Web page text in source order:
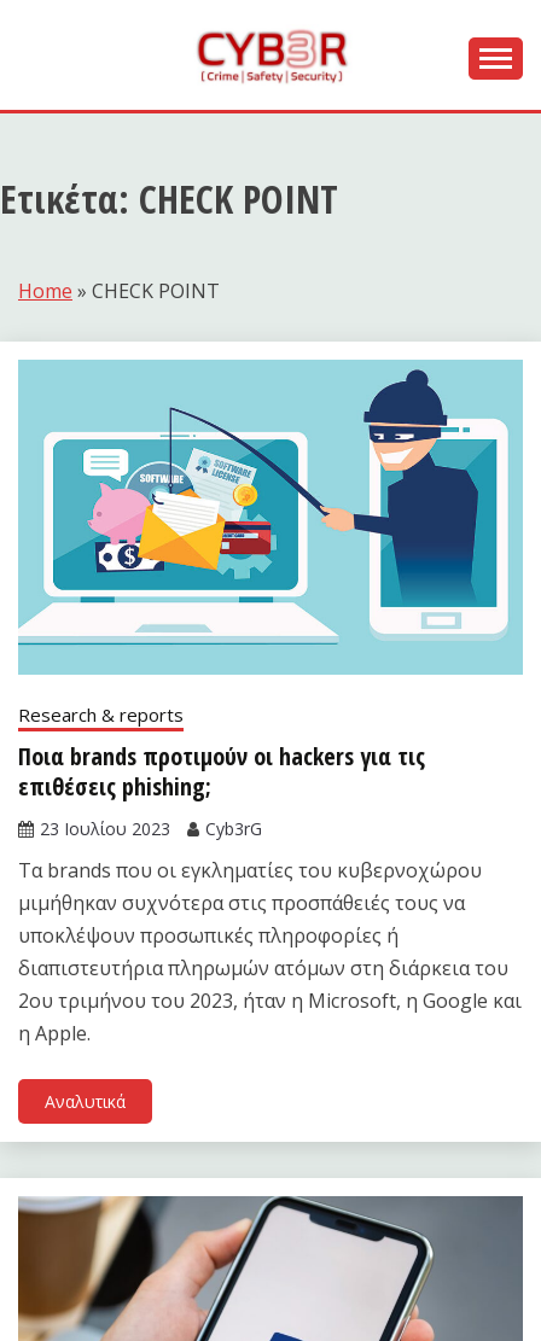
CYB3R
Ετικέτα: CHECK POINT
Home » CHECK POINT
Research & reports
Ποια brands προτιμούν οι hackers για τις
επιθέσεις phishing;
23 Ιουλίου 2023 Cyb3rG
Τα brands που οι εγκληματίες του κυβερνοχώρου
μιμήθηκαν συχνότερα στις προσπάθειές τους να
υποκλέψουν προσωπικές πληροφορίες ή
διαπιστευτήρια πληρωμών ατόμων στη διάρκεια του
2ου τριμήνου του 2023, ήταν η Microsoft, η Google και
η Apple.
Αναλυτικά